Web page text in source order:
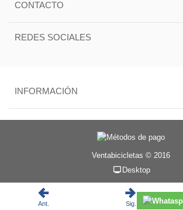
CONTACTO
REDES SOCIALES
INFORMACIÓN
Ventabicicletas © 2016
Desktop
Ant. Sig.